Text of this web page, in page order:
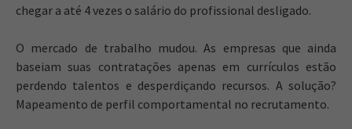
chegar a até 4 vezes o salário do profissional desligado.
O mercado de trabalho mudou. As empresas que ainda
baseiam suas contratações apenas em currículos estão
perdendo talentos e desperdiçando recursos. A solução?
Mapeamento de perfil comportamental no recrutamento.